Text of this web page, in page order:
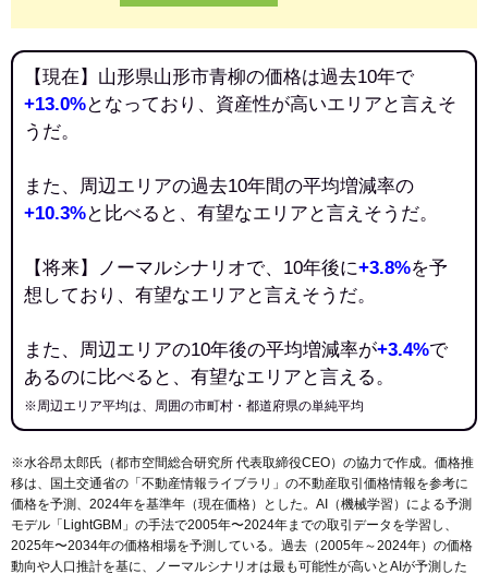
【現在】山形県山形市青柳の価格は過去10年で
+13.0%となっており、資産性が高いエリアと言えそ
うだ。
また、周辺エリアの過去10年間の平均増減率の
+10.3%と比べると、有望なエリアと言えそうだ。
【将来】ノーマルシナリオで、10年後に+3.8%を予
想しており、有望なエリアと言えそうだ。
また、周辺エリアの10年後の平均増減率が+3.4%で
あるのに比べると、有望なエリアと言える。
※周辺エリア平均は、周囲の市町村・都道府県の単純平均
※水谷昂太郎氏（都市空間総合研究所 代表取締役CEO）の協力で作成。価格推
移は、国土交通省の「 不動産情報ライブラリ 」の不動産取引価格情報を参考に
価格を予測、2024年を基準年（現在価格）とした。AI（機械学習）による予測
モデル「LightGBM」の手法で2005年〜2024年までの取引データを学習し、
2025年〜2034年の価格相場を予測している。過去（2005年～2024年）の価格
動向や人口推計を基に、ノーマルシナリオは最も可能性が高いとAIが予測した